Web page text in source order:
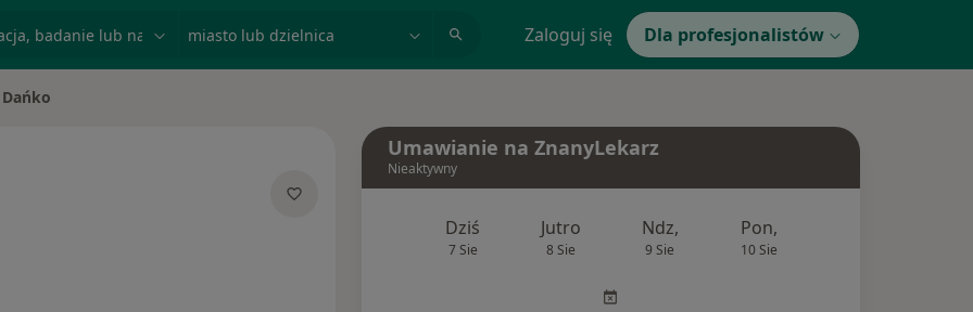
Zaloguj się Dla profesjonalistów
Umawianie na ZnanyLekarz
Nieaktywny
Dziś
7 Sie
Jutro
8 Sie
Ndz,
9 Sie
Pon,
10 Sie